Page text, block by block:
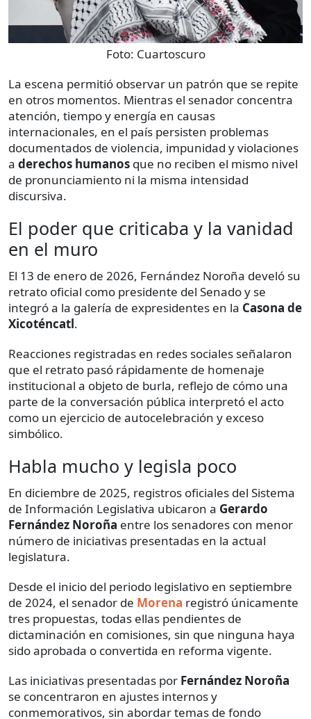
Foto: Cuartoscuro
La escena permitió observar un patrón que se repite
en otros momentos. Mientras el senador concentra
atención, tiempo y energía en causas
internacionales, en el país persisten problemas
documentados de violencia, impunidad y violaciones
a derechos humanos que no reciben el mismo nivel
de pronunciamiento ni la misma intensidad
discursiva.
El poder que criticaba y la vanidad
en el muro
El 13 de enero de 2026, Fernández Noroña develó su
retrato oficial como presidente del Senado y se
integró a la galería de expresidentes en la Casona de
Xicoténcatl.
Reacciones registradas en redes sociales señalaron
que el retrato pasó rápidamente de homenaje
institucional a objeto de burla, reflejo de cómo una
parte de la conversación pública interpretó el acto
como un ejercicio de autocelebración y exceso
simbólico.
Habla mucho y legisla poco
En diciembre de 2025, registros oficiales del Sistema
de Información Legislativa ubicaron a Gerardo
Fernández Noroña entre los senadores con menor
número de iniciativas presentadas en la actual
legislatura.
Desde el inicio del periodo legislativo en septiembre
de 2024, el senador de Morena registró únicamente
tres propuestas, todas ellas pendientes de
dictaminación en comisiones, sin que ninguna haya
sido aprobada o convertida en reforma vigente.
Las iniciativas presentadas por Fernández Noroña
se concentraron en ajustes internos y
conmemorativos, sin abordar temas de fondo